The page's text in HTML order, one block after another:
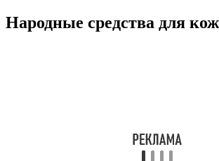
Народные средства для